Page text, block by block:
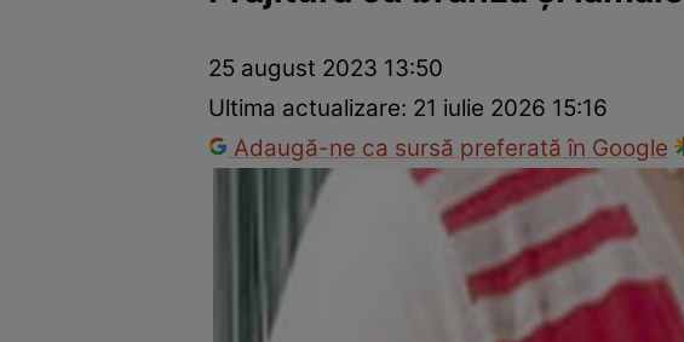
Mâncăruri rapideRețete cu legume
25 august 2023 13:50
Ultima actualizare: 21 iulie 2026 15:16
Adaugă-ne ca sursă preferată în Google